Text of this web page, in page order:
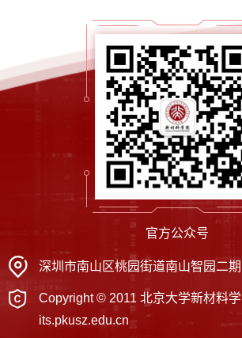
深圳市南山区桃园街道南山智园二
Copyright © 2011 北京大学新材料
its.pkusz.edu.cn
官方公众号